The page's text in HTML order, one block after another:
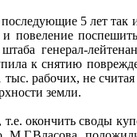
5 лет так
повеление
штаба генерал-
к снятию
рабочих, не
земли.
окончить своды